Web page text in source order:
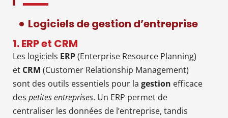
Logiciels de gestion d’entreprise
1. ERP et CRM
Les logiciels ERP(Enterprise Resource Planning)
et CRM (Customer Relationship Management)
sont des outils essentiels pour la gestion efficace
des petites entreprises. Un ERP permet de
centraliser les données de l’entreprise, tandis